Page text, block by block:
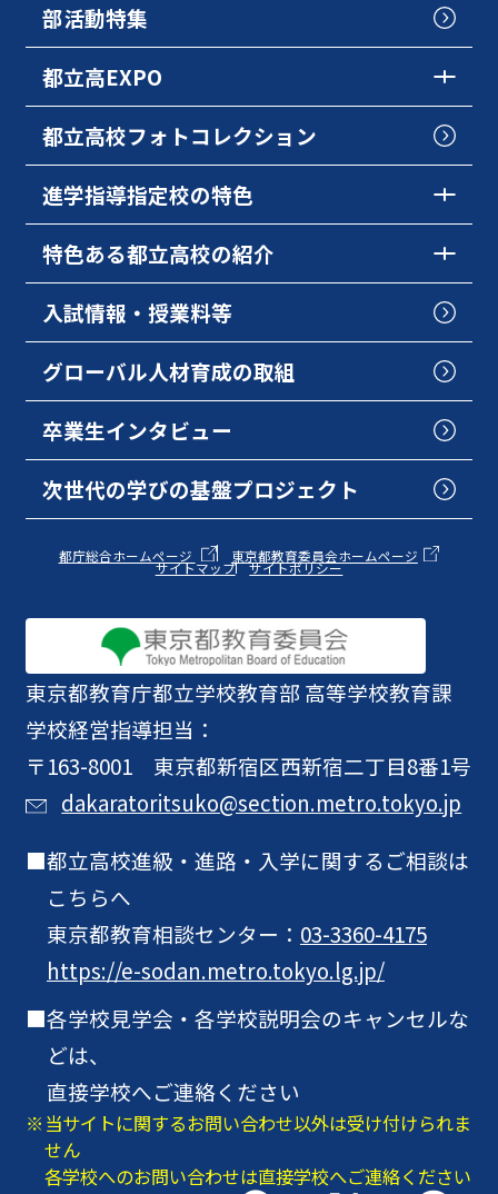
東京都教育庁都立学校教育部 高等学校教育課
学校経営指導担当：
〒163-8001 東京都新宿区西新宿二丁目8番1号
dakaratoritsuko@section.metro.tokyo.jp
都立高校進級・進路・入学に関するご相談は
こちらへ
東京都教育相談センター： 03-3360-4175
https://e-sodan.metro.tokyo.lg.jp/
各学校見学会・各学校説明会のキャンセルな
どは、
直接学校へご連絡ください
当サイトに関するお問い合わせ以外は受け付けられま
せん
各学校へのお問い合わせは直接学校へご連絡ください
部活動特集
都立高EXPO
都立高校フォトコレクション
進学指導指定校の特色
特色ある都立高校の紹介
入試情報・授業料等
グローバル人材育成の取組
卒業生インタビュー
次世代の学びの基盤プロジェクト
都庁総合ホームページ 東京都教育委員会ホームページ
サイトマップ サイトポリシー